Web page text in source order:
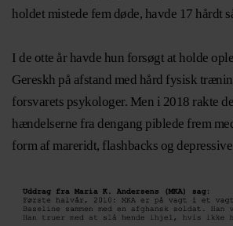
holdet mistede fem døde, havde 17 hårdt
I de otte år havde hun forsøgt at holde
Gereskh på afstand med hård fysisk
forsvarets psykologer. Men i 2018 rakte
hændelserne fra dengang piblede frem
form af mareridt, flashbacks og